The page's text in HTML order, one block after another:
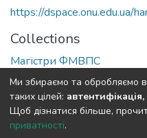
https://
Collections
Магістри ФМВПС
Full item page
Ми збираємо та обробляємо
таких цілей:
Щоб дізнатися більше,
приватності.